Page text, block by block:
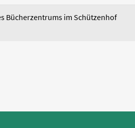
Bücherzentrums im Schützenhof